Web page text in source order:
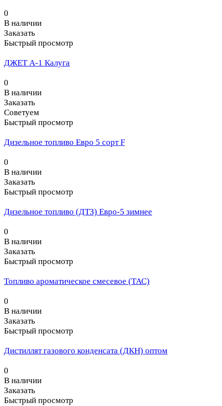
0
В наличии
Заказать
Быстрый просмотр
ДЖЕТ А-1 Калуга
0
В наличии
Заказать
Советуем
Быстрый просмотр
Дизельное топливо Евро 5 сорт F
0
В наличии
Заказать
Быстрый просмотр
Дизельное топливо (ДТЗ) Евро-5 зимнее
0
В наличии
Заказать
Быстрый просмотр
Топливо ароматическое смесевое (ТАС)
0
В наличии
Заказать
Быстрый просмотр
Дистиллят газового конденсата (ДКН) оптом
0
В наличии
Заказать
Быстрый просмотр